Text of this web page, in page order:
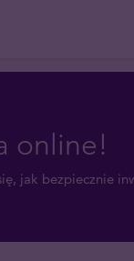
online!
jak bezpiecznie